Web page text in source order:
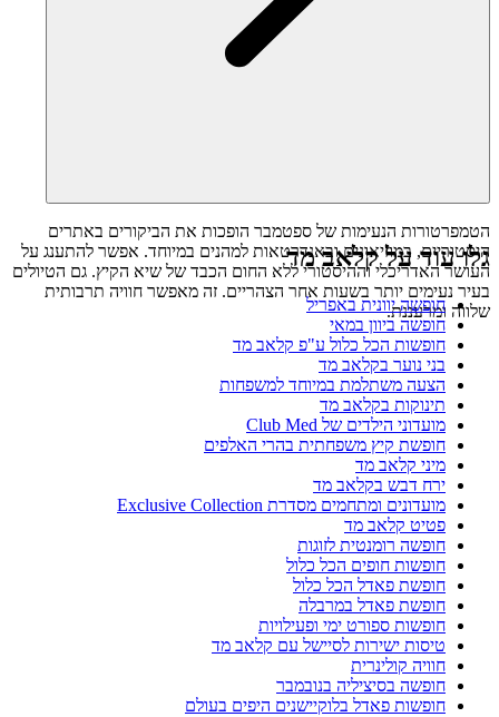
הטמפרטורות הנעימות של ספטמבר הופכות את הביקורים באתרים
היסטוריים, במוזיאונים ובאנדרטאות למהנים במיוחד. אפשר להתענג על
העושר האדריכלי וההיסטורי ללא החום הכבד של שיא הקיץ. גם הטיולים
בעיר נעימים יותר בשעות אחר הצהריים. זה מאפשר חוויה תרבותית
שלווה ומרעננת.
גלו עוד על קלאב מד
חופשה יוונית באפריל
חופשה ביוון במאי
חופשות הכל כלול ע"פ קלאב מד
בני נוער בקלאב מד
הצעה משתלמת במיוחד למשפחות
תינוקות בקלאב מד
מועדוני הילדים של Club Med
חופשת קיץ משפחתית בהרי האלפים
מיני קלאב מד
ירח דבש בקלאב מד
מועדונים ומתחמים מסדרת Exclusive Collection
פטיט קלאב מד
חופשה רומנטית לזוגות
חופשות חופים הכל כלול
חופשת פאדל הכל כלול
חופשת פאדל במרבלה
חופשות ספורט ימי ופעילויות
טיסות ישירות לסיישל עם קלאב מד
חוויה קולינרית
חופשה בסיציליה בנובמבר
חופשות פאדל בלוקיישנים היפים בעולם